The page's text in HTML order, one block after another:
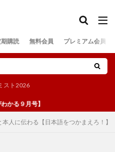
購読 無料会員 プレミアム会員
スト2026
】
人に伝わる【日本語をつかまえろ！】
索